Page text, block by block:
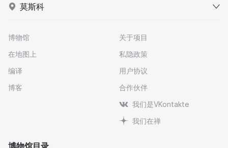
莫斯科
博物馆
在地图上
编译
博客
关于项目
私隐政策
用户协议
合作伙伴
我们是VKontakte
我们在禅